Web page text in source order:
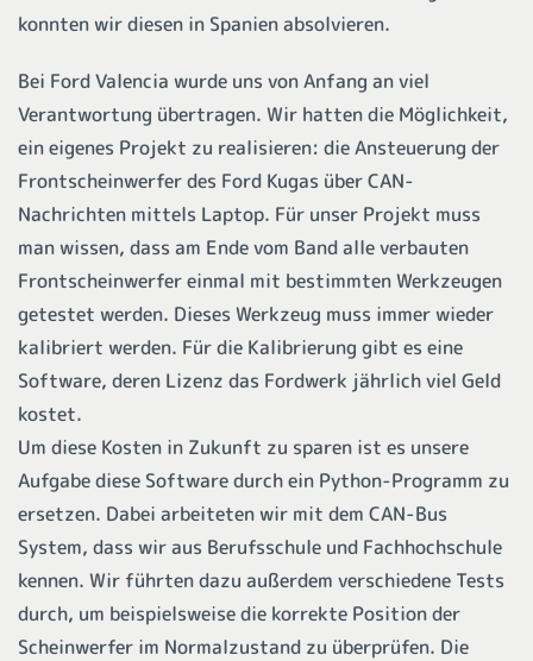
konnten wir diesen in Spanien absolvieren.
Bei Ford Valencia wurde uns von Anfang an viel
Verantwortung übertragen. Wir hatten die Möglichkeit,
ein eigenes Projekt zu realisieren: die Ansteuerung der
Frontscheinwerfer des Ford Kugas über CAN-
Nachrichten mittels Laptop. Für unser Projekt muss
man wissen, dass am Ende vom Band alle verbauten
Frontscheinwerfer einmal mit bestimmten Werkzeugen
getestet werden. Dieses Werkzeug muss immer wieder
kalibriert werden. Für die Kalibrierung gibt es eine
Software, deren Lizenz das Fordwerk jährlich viel Geld
kostet.
Um diese Kosten in Zukunft zu sparen ist es unsere
Aufgabe diese Software durch ein Python-Programm zu
ersetzen. Dabei arbeiteten wir mit dem CAN-Bus
System, dass wir aus Berufsschule und Fachhochschule
kennen. Wir führten dazu außerdem verschiedene Tests
durch, um beispielsweise die korrekte Position der
Scheinwerfer im Normalzustand zu überprüfen. Die